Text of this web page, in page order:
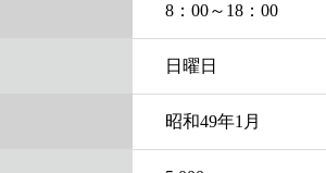
8：00～18：00
日曜日
昭和49年1月